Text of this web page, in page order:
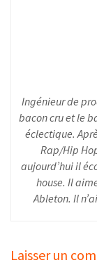
Ingénieur de
bacon cru et le
éclectique.
Rap/Hip
aujourd’hui il
house. Il
Ableton. Il
Laisser un